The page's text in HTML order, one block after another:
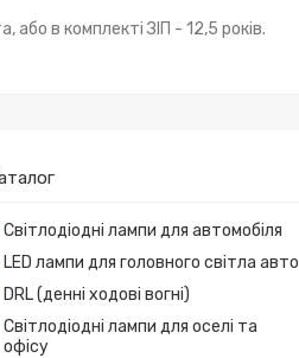
в комплекті ЗІП - 12,5 років.
Світлодіодні лампи для автомобіля
LED лампи для головного світла авто
DRL (денні ходові вогні)
Світлодіодні лампи для оселі та
офісу